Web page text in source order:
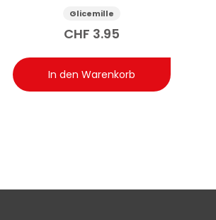
Glicemille
CHF 3.95
In den Warenkorb